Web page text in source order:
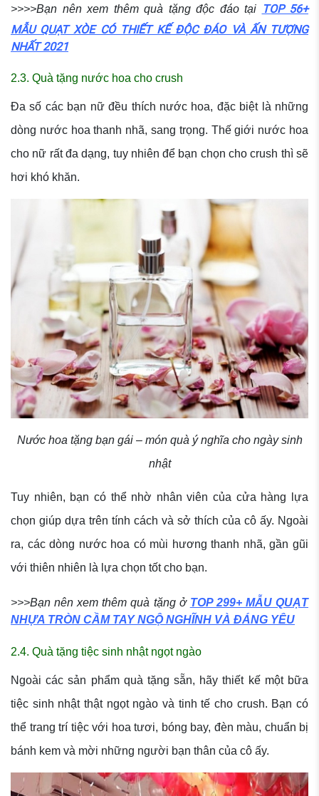
>>>>Bạn nên xem thêm quà tặng độc đáo tại
TOP 56+
MẪU QUẠT XÒE CÓ THIẾT KẾ ĐỘC ĐÁO VÀ ẤN TƯỢNG
NHẤT 2021
2.3. Quà tặng nước hoa cho crush
Đa số các bạn nữ đều thích nước hoa, đặc biệt là những
dòng nước hoa thanh nhã, sang trọng. Thế giới nước hoa
cho nữ rất đa dạng, tuy nhiên để bạn chọn cho crush thì sẽ
hơi khó khăn.
Nước hoa tặng bạn gái – món quà ý nghĩa cho ngày sinh
nhật
Tuy nhiên, bạn có thể nhờ nhân viên của cửa hàng lựa
chọn giúp dựa trên tính cách và sở thích của cô ấy. Ngoài
ra, các dòng nước hoa có mùi hương thanh nhã, gần gũi
với thiên nhiên là lựa chọn tốt cho bạn.
>>>Bạn nên xem thêm quà tặng ở TOP 299+ MẪU QUẠT
NHỰA TRÒN CẦM TAY NGỘ NGHĨNH VÀ ĐÁNG YÊU
2.4. Quà tặng tiệc sinh nhật ngọt ngào
Ngoài các sản phẩm quà tặng sẵn, hãy thiết kế một bữa
tiệc sinh nhật thật ngọt ngào và tinh tế cho crush. Bạn có
thể trang trí tiệc với hoa tươi, bóng bay, đèn màu, chuẩn bị
bánh kem và mời những người bạn thân của cô ấy.